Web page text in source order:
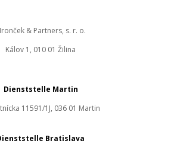
Dienststelle Martin
11591/1J, 036 01 Martin
& Partners, s. r. o.
Kálov 1, 010 01 Žilina
Bratislava